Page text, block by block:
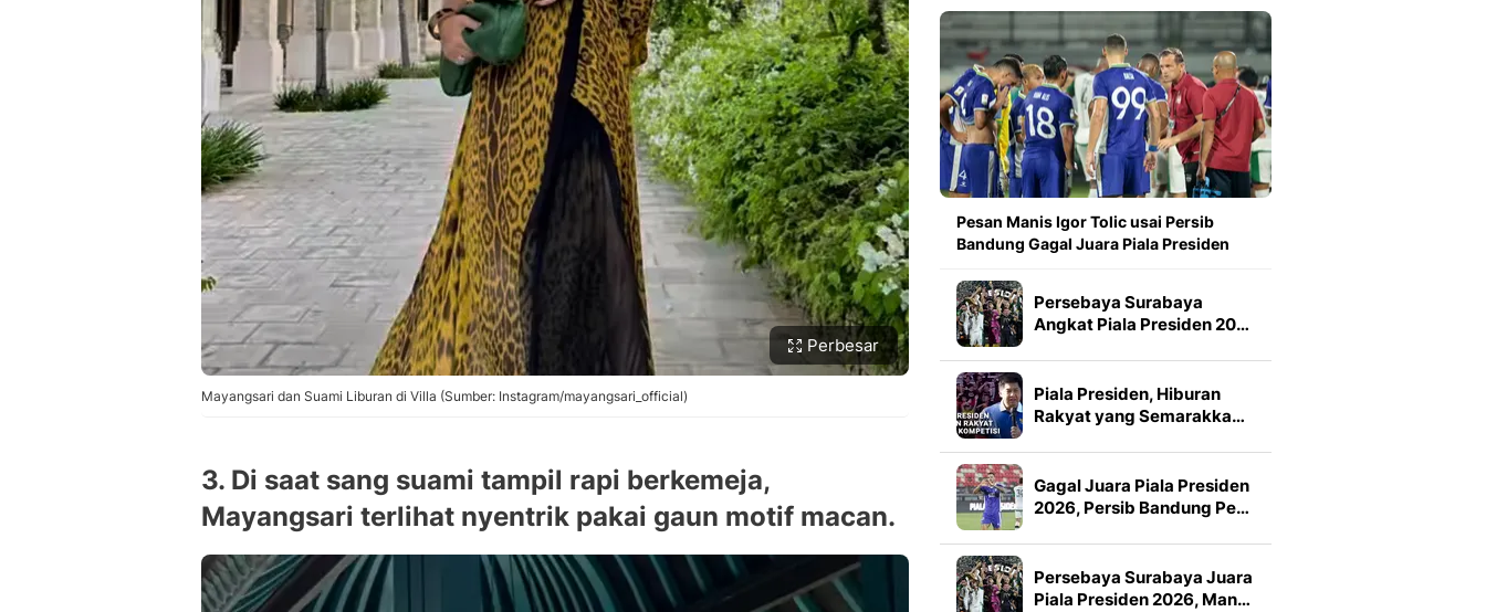
Perbesar
Mayangsari dan Suami Liburan di Villa (Sumber: Instagram/mayangsari_official)
3. Di saat sang suami tampil rapi berkemeja,
Mayangsari terlihat nyentrik pakai gaun motif macan.
Pesan Manis Igor Tolic usai Persib
Bandung Gagal Juara Piala Presiden
Persebaya Surabaya
Angkat Piala Presiden 20…
Piala Presiden, Hiburan
Rakyat yang Semarakka…
Gagal Juara Piala Presiden
2026, Persib Bandung Pe…
Persebaya Surabaya Juara
Piala Presiden 2026, Man…